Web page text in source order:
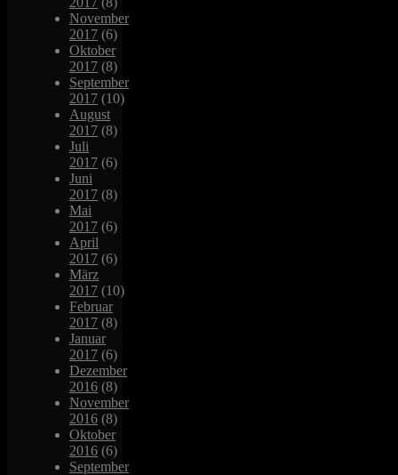
November
2017 (6)
Oktober
2017 (8)
September
2017 (10)
August
2017 (8)
Juli
2017 (6)
Juni
2017 (8)
Mai
2017 (6)
April
2017 (6)
März
2017 (10)
Februar
2017 (8)
Januar
2017 (6)
Dezember
2016 (8)
November
2016 (8)
Oktober
2016 (6)
September